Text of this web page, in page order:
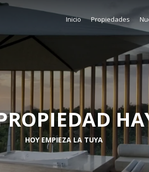
Inicio Propiedades
HOY EMPIEZA LA TUYA